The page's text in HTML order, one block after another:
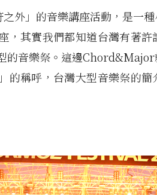
外」的音樂講座活動，是一
，其實我們都知道台灣有著
的音樂祭。這邊
的稱呼，台灣大型音樂祭的